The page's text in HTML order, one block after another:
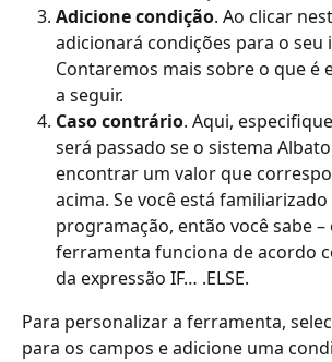
Adicione condição. Ao clicar
adicionará condições para o
Contaremos mais sobre o que é
a seguir.
Caso contrário. Aqui,
será passado se o sistema
encontrar um valor que
acima. Se você está
programação, então você sabe –
ferramenta funciona de acordo
da expressão IF… .ELSE.
Para personalizar a ferramenta,
para os campos e adicione uma